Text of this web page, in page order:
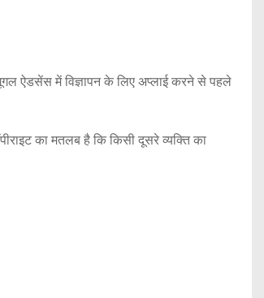
ऐडसेंस में विज्ञापन के लिए अप्लाई करने से पहले
का मतलब है कि किसी दूसरे व्यक्ति का